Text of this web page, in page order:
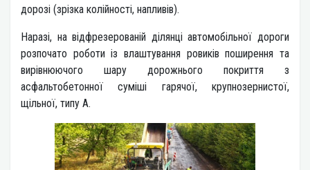
дорозі (зрізка колійності, напливів).
Наразі, на відфрезерованій ділянці автомобільної дороги
розпочато роботи із влаштування ровиків поширення та
вирівнюючого шару дорожнього покриття з
асфальтобетонної суміші гарячої, крупнозернистої,
щільної, типу А.